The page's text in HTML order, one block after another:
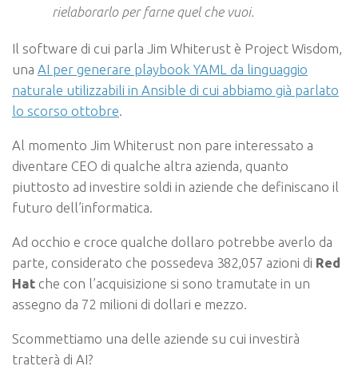
rielaborarlo per farne quel che vuoi.
Il software di cui parla Jim Whiterust è Project Wisdom,
una AI per generare playbook YAML da linguaggio
naturale utilizzabili in Ansible di cui abbiamo già parlato
lo scorso ottobre.
Al momento Jim Whiterust non pare interessato a
diventare CEO di qualche altra azienda, quanto
piuttosto ad investire soldi in aziende che definiscano il
futuro dell’informatica.
Ad occhio e croce qualche dollaro potrebbe averlo da
parte, considerato che possedeva 382,057 azioni di Red
Hat che con l’acquisizione si sono tramutate in un
assegno da 72 milioni di dollari e mezzo.
Scommettiamo una delle aziende su cui investirà
tratterà di AI?